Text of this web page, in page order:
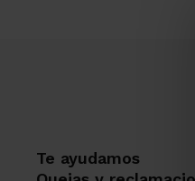
Te ayudamos